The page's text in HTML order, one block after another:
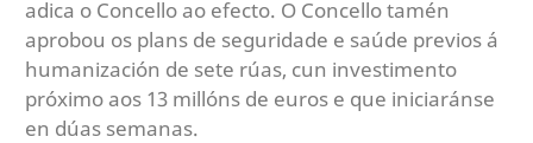
adica o Concello ao efecto. O Concello tamén
aprobou os plans de seguridade e saúde previos á
humanización de sete rúas, cun investimento
próximo aos 13 millóns de euros e que iniciaránse
en dúas semanas.